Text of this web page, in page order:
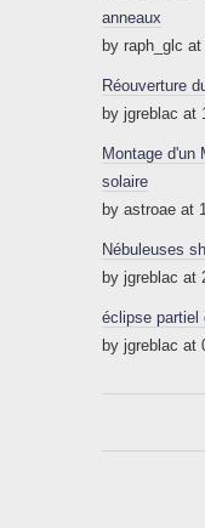
anneaux
by raph_glc
Réouverture
by jgreblac at
Montage d'un
solaire
by astroae at
Nébuleuses
by jgreblac at
éclipse partiel
by jgreblac at